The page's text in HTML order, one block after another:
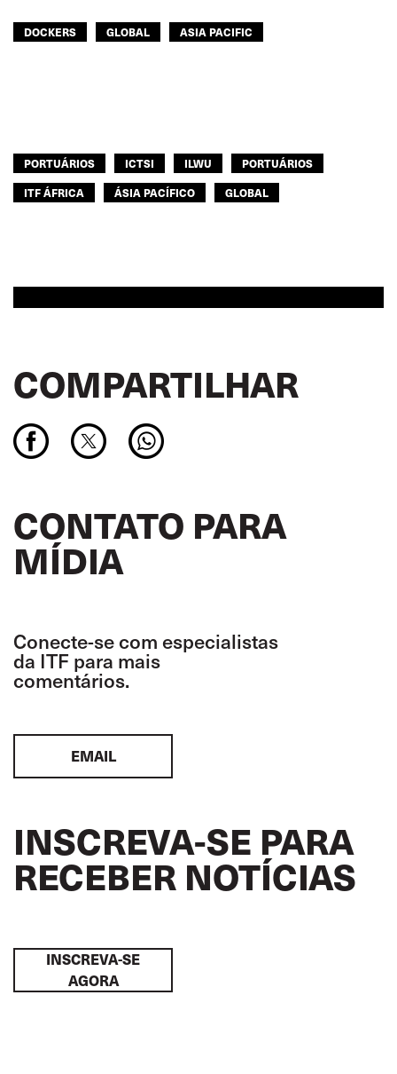
DOCKERS GLOBAL ASIA PACIFIC
PORTUÁRIOS ICTSI ILWU
PORTUÁRIOS
ITF ÁFRICA
ÁSIA PACÍFICO GLOBAL
COMPARTILHAR
CONTATO PARA
MÍDIA
Conecte-se com especialistas
da ITF para mais
comentários.
EMAIL
INSCREVA-SE PARA
RECEBER NOTÍCIAS
INSCREVA-SE
AGORA